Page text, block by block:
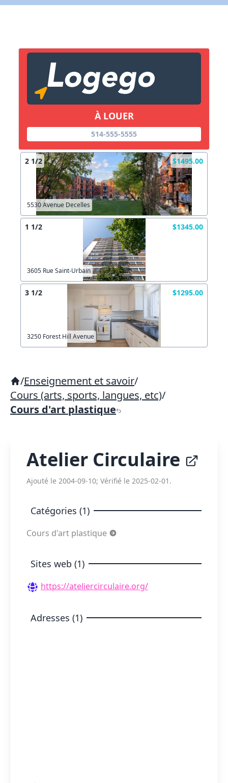
À LOUER
514-555-5555
2 1/2 $1495.00
5530 Avenue Decelles
1 1/2 $1345.00
3605 Rue Saint-Urbain
3 1/2 $1295.00
3250 Forest Hill Avenue
/Enseignement et savoir/
Cours (arts, sports, langues, etc)/
Cours d'art plastique
Atelier Circulaire
Ajouté le 2004-09-10; Vérifié le 2025-02-01.
Catégories (1)
Cours d'art plastique
Sites web (1)
https://ateliercirculaire.org/
Adresses (1)
Copier lien
X Fermer Envoyez